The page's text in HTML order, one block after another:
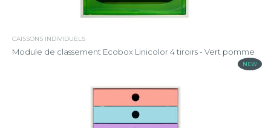
CAISSONS INDIVIDUELS
Module de classement Ecobox Linicolor 4 tiroirs - Vert pomme
NEW